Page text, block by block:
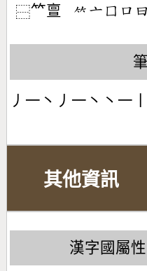
⿱𥫗亶
丿一丶丿一丶丶一
其他資訊
漢字國屬性